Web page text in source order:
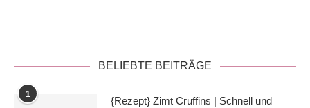
BELIEBTE BEITRÄGE
1
{Rezept} Zimt Cruffins | Schnell und